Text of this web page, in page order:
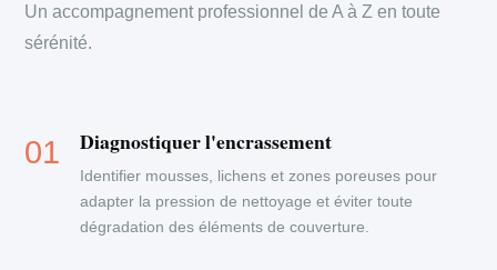
Un accompagnement professionnel de A à Z en toute
sérénité.
Diagnostiquer l'encrassement
Identifier mousses, lichens et zones poreuses pour
adapter la pression de nettoyage et éviter toute
dégradation des éléments de couverture.